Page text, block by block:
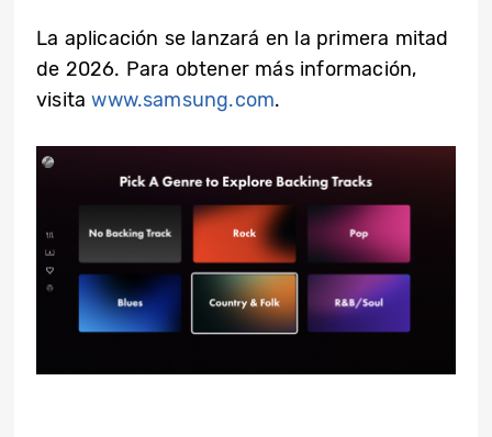
La aplicación se lanzará en la primera mitad
de 2026. Para obtener más información,
visitawww.samsung.com.